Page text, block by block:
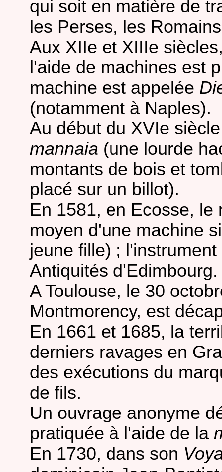
qui soit en matière de
les Perses, les
Aux XIIe et XIIIe
l'aide de machines est
machine est appelée
(notamment à Naples).
Au début du XVIe
mannaia (une lourde
montants de bois et
placé sur un billot).
En 1581, en Ecosse, le
moyen d'une machine
jeune fille) ;
Antiquités d'Edimbourg.
A Toulouse, le 30
Montmorency, est
En 1661 et 1685, la
derniers ravages en
des exécutions du
de fils.
Un ouvrage anonyme
pratiquée à l'aide de la
En 1730, dans son